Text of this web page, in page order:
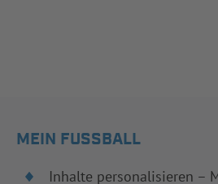
MEIN FUSSBALL
Inhalte personalisieren –